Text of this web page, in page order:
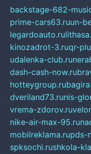
backstage-682-
prime-cars63.ruun-
legardoauto.ru
kinozadrot-3.ruqr-
udalenka-club.ru
dash-cash-now.ru
hotteygroup.ru
dveriland73.runis-
vrema-zdorov.ru
nike-air-max-95.ru
mobilreklama.rupds-
spksochi.rushkola-